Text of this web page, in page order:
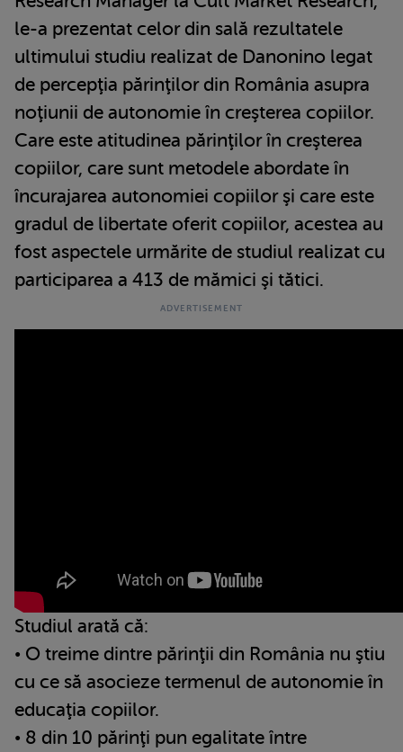
le-a prezentat celor din sală rezultatele
ultimului studiu realizat de Danonino legat
de percepţia părinţilor din România asupra
noţiunii de autonomie în creşterea copiilor.
Care este atitudinea părinţilor în creşterea
copiilor, care sunt metodele abordate în
încurajarea autonomiei copiilor şi care este
gradul de libertate oferit copiilor, acestea au
fost aspectele urmărite de studiul realizat cu
participarea a 413 de mămici şi tătici.
Studiul arată că:
• O treime dintre părinţii din România nu ştiu
cu ce să asocieze termenul de autonomie în
educaţia copiilor.
• 8 din 10 părinţi pun egalitate între